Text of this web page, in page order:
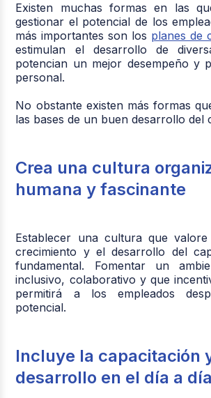
Existen muchas formas en las
gestionar el potencial de los
más importantes son los planes de
estimulan el desarrollo de
potencian un mejor desempeño y
personal.
No obstante existen más formas
las bases de un buen desarrollo del
Crea una cultura
humana y fascinante
Establecer una cultura que
crecimiento y el desarrollo del
fundamental. Fomentar un
inclusivo, colaborativo y que
permitirá a los empleados
potencial.
Incluye la capacitación
desarrollo en el día a día